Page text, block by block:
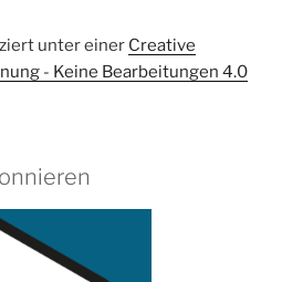
unter einer Creative
- Keine Bearbeitungen 4.0